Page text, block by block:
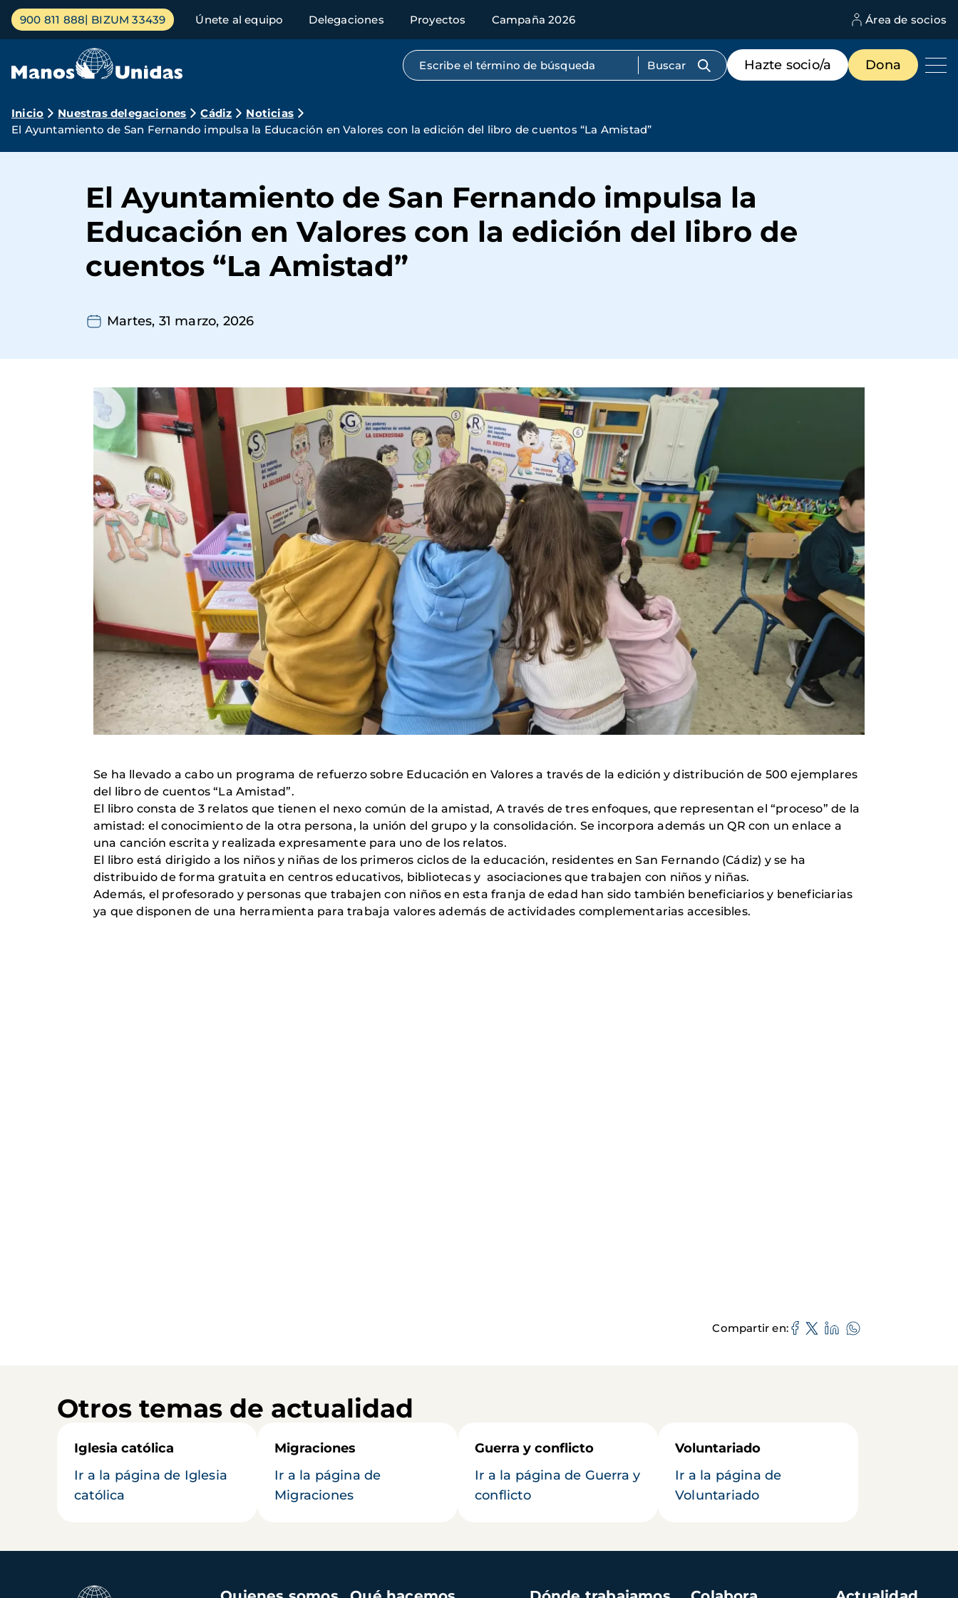
Pasar
contenido
Menú
principal
900 811 888 BIZUM 33439 Únete al equipo Delegaciones Proyectos Campaña 2026 Área de socios
Búsqueda por texto completo
Menú
de
destacados
Hazte socio/a Dona
Ruta
de
Inicio Nuestras delegaciones Cádiz
Noticias
El Ayuntamiento de San Fernando impulsa la Educación en Valores con la edición del libro de cuentos “La Amistad”
El Ayuntamiento de San Fernando impulsa la
Educación en Valores con la edición del libro de
cuentos “La Amistad”
Martes, 31 marzo, 2026
Se ha llevado a cabo un programa de refuerzo sobre Educación en Valores a través de la edición y distribución de 500 ejemplares
del libro de cuentos “La Amistad”.
El libro consta de 3 relatos que tienen el nexo común de la amistad, A través de tres enfoques, que representan el “proceso” de la
amistad: el conocimiento de la otra persona, la unión del grupo y la consolidación. Se incorpora además un QR con un enlace a
una canción escrita y realizada expresamente para uno de los relatos.
El libro está dirigido a los niños y niñas de los primeros ciclos de la educación, residentes en San Fernando (Cádiz) y se ha
distribuido de forma gratuita en centros educativos, bibliotecas y asociaciones que trabajen con niños y niñas.
Además, el profesorado y personas que trabajen con niños en esta franja de edad han sido también beneficiarios y beneficiarias
ya que disponen de una herramienta para trabaja valores además de actividades complementarias accesibles.
Compartir en
Otros temas de actualidad
Iglesia católica
Ir a la página de Iglesia
católica
Migraciones
Ir a la página de
Migraciones
Guerra y conflicto
Ir a la página de Guerra y
conflicto
Voluntariado
Ir a la página de
Voluntariado
Navegación